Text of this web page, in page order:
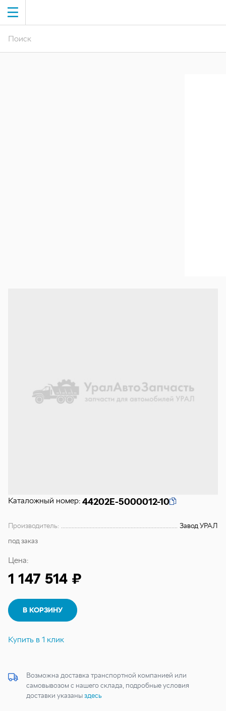
Каталожный номер: 44202Е-5000012-10
Производитель:
Завод УРАЛ
под заказ
Цена:
1 147 514 ₽
В КОРЗИНУ
Купить в 1 клик
Возможна доставка транспортной компанией или
самовывозом с нашего склада, подробные условия
доставки указаныздесь